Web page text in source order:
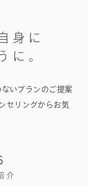
身 に
に 。
いプランのご提案
セリングからお気
介